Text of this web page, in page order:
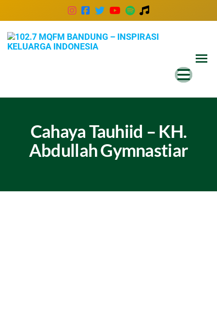
Cahaya Tauhiid – KH.
Abdullah Gymnastiar